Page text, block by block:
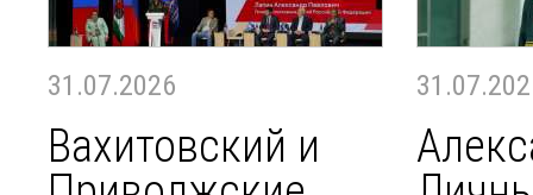
31.07.2026
Вахитовский и